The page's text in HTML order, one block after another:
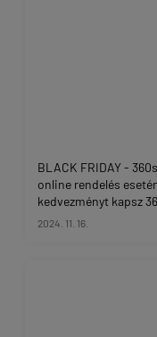
BLACK FRIDAY -
online rendelés
kedvezményt kapsz
2024. 11. 16.